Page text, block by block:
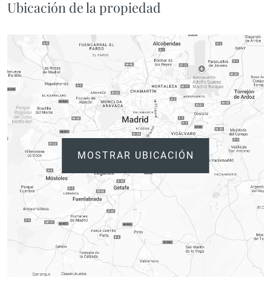
Ubicación de la propiedad
MOSTRAR UBICACIÓN